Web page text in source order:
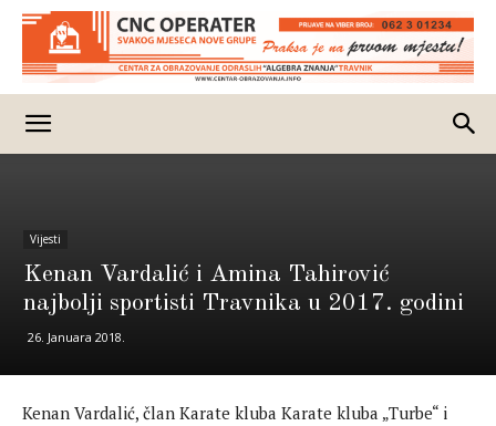
Vijesti
Kenan Vardalić i Amina Tahirović
najbolji sportisti Travnika u 2017. godini
26. Januara 2018.
Kenan Vardalić, član Karate kluba Karate kluba „Turbe“ i